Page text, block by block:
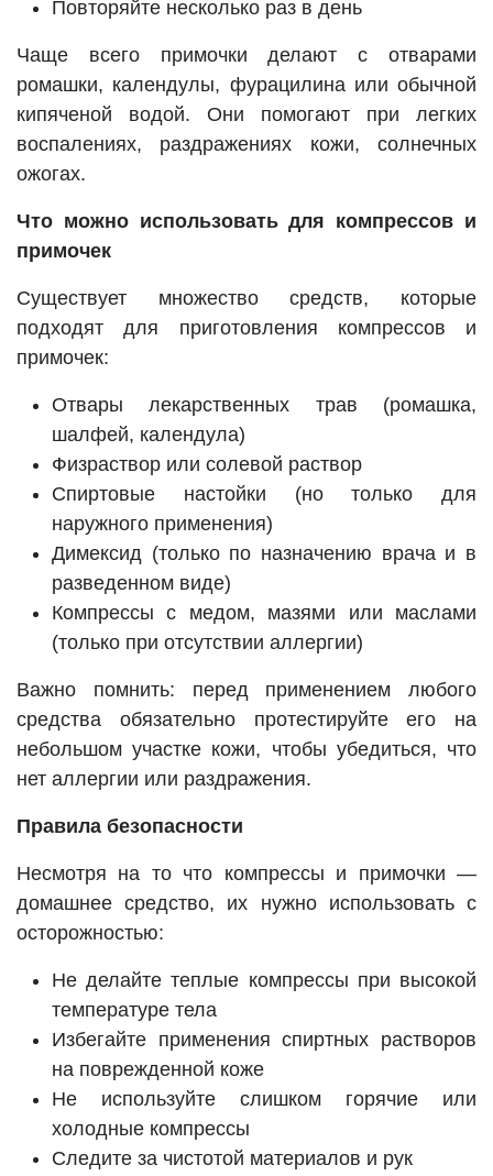
Повторяйте несколько раз в день
Чаще всего примочки делают с отварами
ромашки, календулы, фурацилина или обычной
кипяченой водой. Они помогают при легких
воспалениях, раздражениях кожи, солнечных
ожогах.
Что можно использовать для компрессов и
примочек
Существует множество средств, которые
подходят для приготовления компрессов и
примочек:
Отвары лекарственных трав (ромашка,
шалфей, календула)
Физраствор или солевой раствор
Спиртовые настойки (но только для
наружного применения)
Димексид (только по назначению врача и в
разведенном виде)
Компрессы с медом, мазями или маслами
(только при отсутствии аллергии)
Важно помнить: перед применением любого
средства обязательно протестируйте его на
небольшом участке кожи, чтобы убедиться, что
нет аллергии или раздражения.
Правила безопасности
Несмотря на то что компрессы и примочки —
домашнее средство, их нужно использовать с
осторожностью:
Не делайте теплые компрессы при высокой
температуре тела
Избегайте применения спиртных растворов
на поврежденной коже
Не используйте слишком горячие или
холодные компрессы
Следите за чистотой материалов и рук